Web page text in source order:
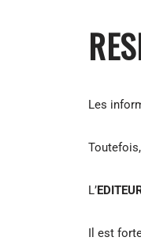
Les
L’
Il est